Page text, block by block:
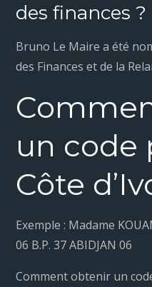
des finances ?
Bruno Le Maire a été
des Finances et de la
un code
Côte
Exemple : Madame
06 B.P. 37 ABIDJAN 06
Comment obtenir un